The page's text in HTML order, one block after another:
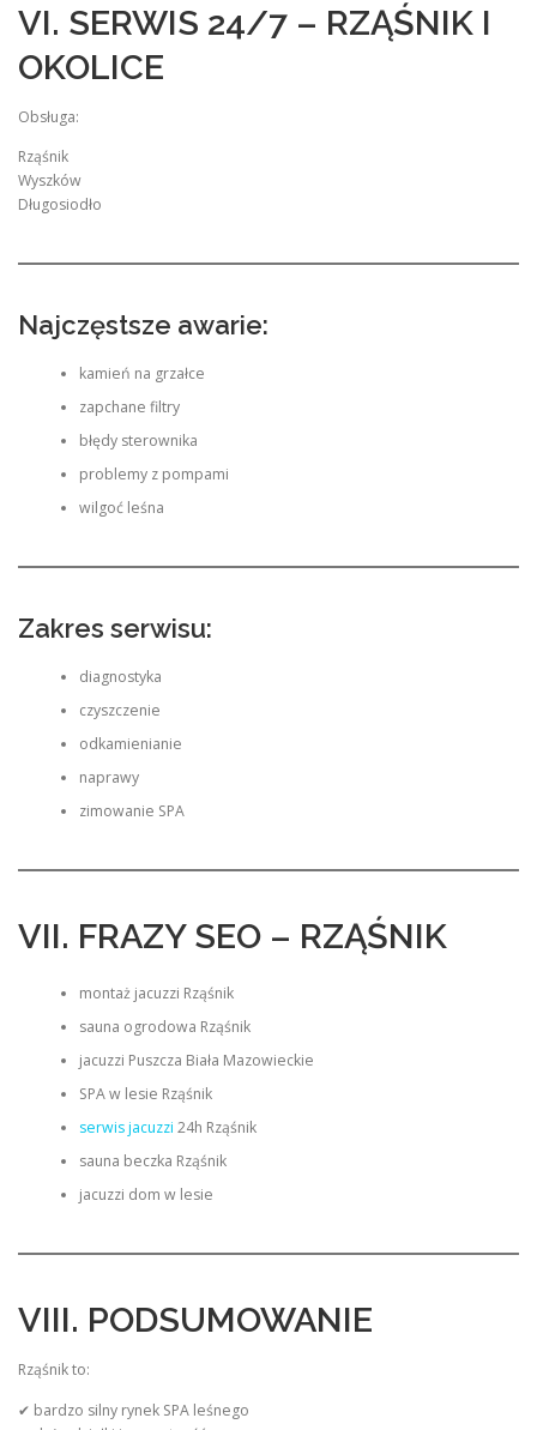
VI. SERWIS 24/7 – RZĄŚNIK I
OKOLICE
Obsługa:
Rząśnik
Wyszków
Długosiodło
Najczęstsze awarie:
kamień na grzałce
zapchane filtry
błędy sterownika
problemy z pompami
wilgoć leśna
Zakres serwisu:
diagnostyka
czyszczenie
odkamienianie
naprawy
zimowanie SPA
VII. FRAZY SEO – RZĄŚNIK
montaż jacuzzi Rząśnik
sauna ogrodowa Rząśnik
jacuzzi Puszcza Biała Mazowieckie
SPA w lesie Rząśnik
serwis jacuzzi 24h Rząśnik
sauna beczka Rząśnik
jacuzzi dom w lesie
VIII. PODSUMOWANIE
Rząśnik to:
✔ bardzo silny rynek SPA leśnego